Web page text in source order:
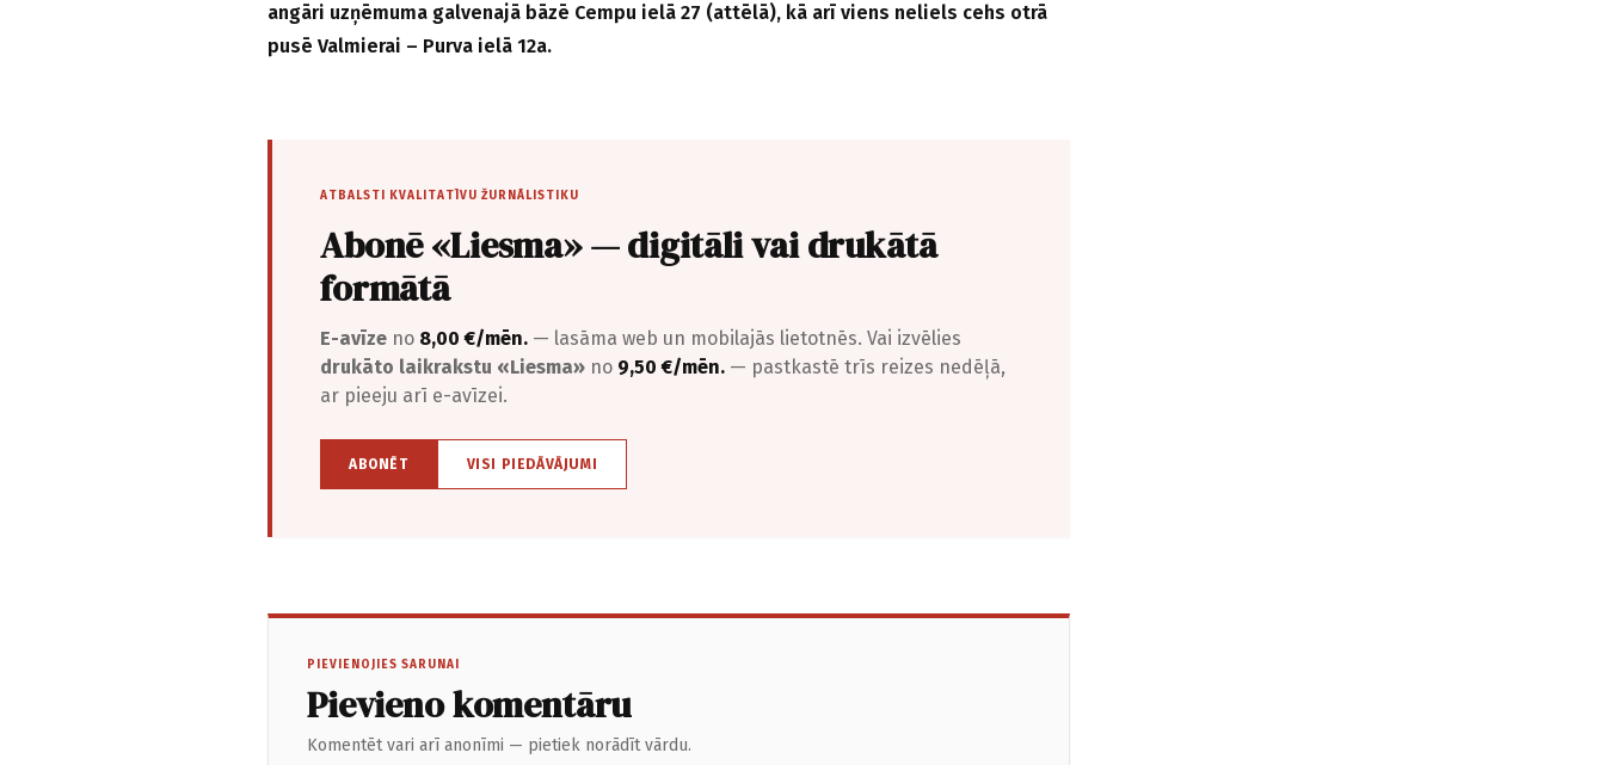
angāri uzņēmuma galvenajā bāzē Cempu ielā 27 (attēlā), kā arī viens neliels cehs otrā
pusē Valmierai – Purva ielā 12a.
ATBALSTI KVALITATĪVU ŽURNĀLISTIKU
Abonē «Liesma» — digitāli vai drukātā
formātā
E-avīze no 8,00 €/mēn. — lasāma web un mobilajās lietotnēs. Vai izvēlies
drukāto laikrakstu «Liesma» no 9,50 €/mēn. — pastkastē trīs reizes nedēļā,
ar pieeju arī e-avīzei.
ABONĒT VISI PIEDĀVĀJUMI
PIEVIENOJIES SARUNAI
Pievieno komentāru
Komentēt vari arī anonīmi — pietiek norādīt vārdu.